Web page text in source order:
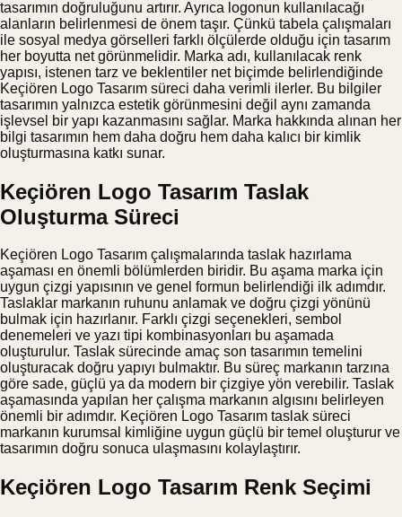
tasarımın doğruluğunu artırır. Ayrıca logonun kullanılacağı
alanların belirlenmesi de önem taşır. Çünkü tabela çalışmaları
ile sosyal medya görselleri farklı ölçülerde olduğu için tasarım
her boyutta net görünmelidir. Marka adı, kullanılacak renk
yapısı, istenen tarz ve beklentiler net biçimde belirlendiğinde
Keçiören Logo Tasarım süreci daha verimli ilerler. Bu bilgiler
tasarımın yalnızca estetik görünmesini değil aynı zamanda
işlevsel bir yapı kazanmasını sağlar. Marka hakkında alınan her
bilgi tasarımın hem daha doğru hem daha kalıcı bir kimlik
oluşturmasına katkı sunar.
Keçiören Logo Tasarım Taslak
Oluşturma Süreci
Keçiören Logo Tasarım çalışmalarında taslak hazırlama
aşaması en önemli bölümlerden biridir. Bu aşama marka için
uygun çizgi yapısının ve genel formun belirlendiği ilk adımdır.
Taslaklar markanın ruhunu anlamak ve doğru çizgi yönünü
bulmak için hazırlanır. Farklı çizgi seçenekleri, sembol
denemeleri ve yazı tipi kombinasyonları bu aşamada
oluşturulur. Taslak sürecinde amaç son tasarımın temelini
oluşturacak doğru yapıyı bulmaktır. Bu süreç markanın tarzına
göre sade, güçlü ya da modern bir çizgiye yön verebilir. Taslak
aşamasında yapılan her çalışma markanın algısını belirleyen
önemli bir adımdır. Keçiören Logo Tasarım taslak süreci
markanın kurumsal kimliğine uygun güçlü bir temel oluşturur ve
tasarımın doğru sonuca ulaşmasını kolaylaştırır.
Keçiören Logo Tasarım Renk Seçimi